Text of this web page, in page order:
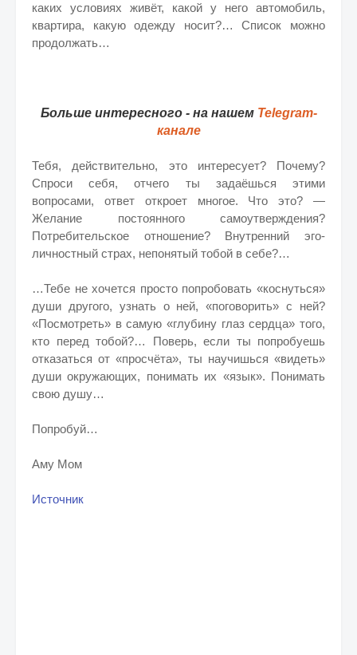
каких условиях живёт, какой у него автомобиль,
квартира, какую одежду носит?… Список можно
продолжать…
Больше интересного - на нашем Telegram-
канале
Тебя, действительно, это интересует? Почему?
Спроси себя, отчего ты задаёшься этими
вопросами, ответ откроет многое. Что это? —
Желание постоянного самоутверждения?
Потребительское отношение? Внутренний эго-
личностный страх, непонятый тобой в себе?…
…Тебе не хочется просто попробовать «коснуться»
души другого, узнать о ней, «поговорить» с ней?
«Посмотреть» в самую «глубину глаз сердца» того,
кто перед тобой?… Поверь, если ты попробуешь
отказаться от «просчёта», ты научишься «видеть»
души окружающих, понимать их «язык». Понимать
свою душу…
Попробуй…
Аму Мом
Источник